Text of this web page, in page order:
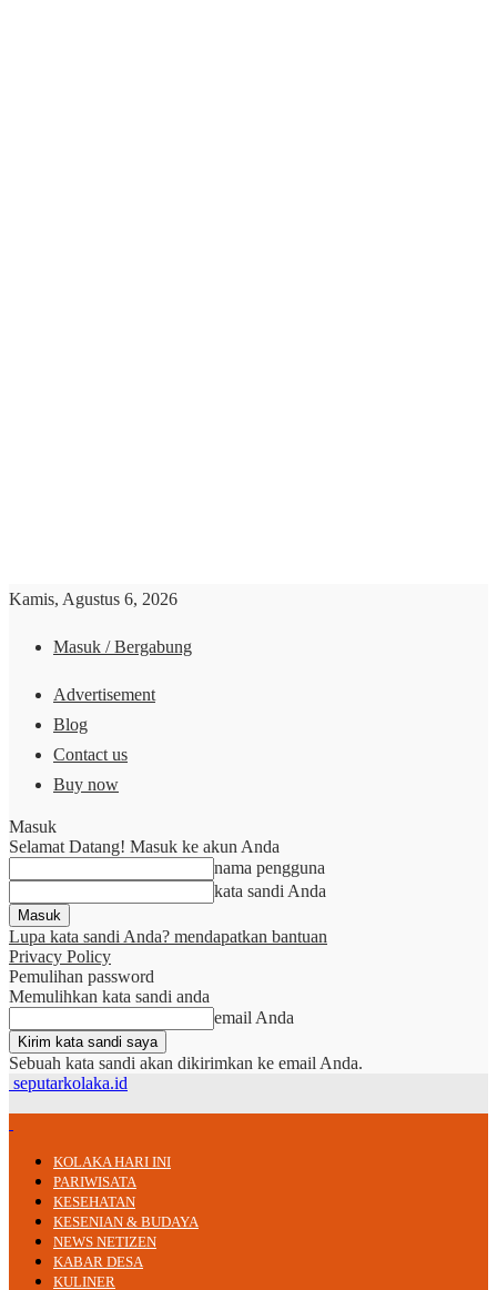
Kamis, Agustus 6, 2026
Masuk / Bergabung
Advertisement
Blog
Contact us
Buy now
Masuk
Selamat Datang! Masuk ke akun Anda
nama pengguna
kata sandi Anda
Lupa kata sandi Anda? mendapatkan bantuan
Privacy Policy
Pemulihan password
Memulihkan kata sandi anda
email Anda
Sebuah kata sandi akan dikirimkan ke email Anda.
seputarkolaka.id
KOLAKA HARI INI
PARIWISATA
KESEHATAN
KESENIAN & BUDAYA
NEWS NETIZEN
KABAR DESA
KULINER